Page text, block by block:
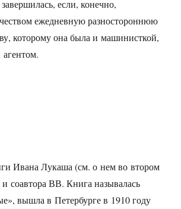
если, конечно,
ежедневную разностороннюю
которому она была и машинисткой,
Ивана Лукаша (см. о нем во втором
соавтора ВВ. Книга называлась
вышла в Петербурге в 1910 году